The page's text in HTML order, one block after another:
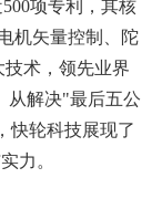
项专利，其核
机矢量控制、陀
术，领先业界
从解决"最后五公
快轮科技展现了
力。